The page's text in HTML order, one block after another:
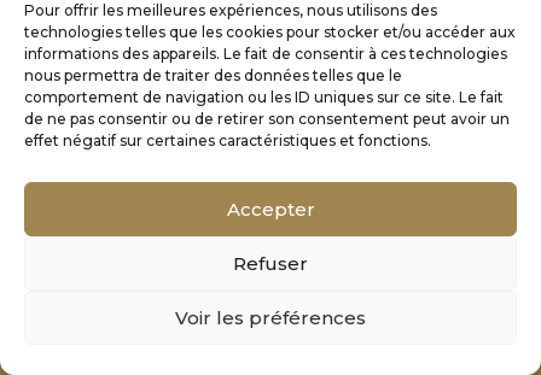
Pour offrir les meilleures expériences, nous utilisons des
technologies telles que les cookies pour stocker et/ou accéder aux
informations des appareils. Le fait de consentir à ces technologies
nous permettra de traiter des données telles que le
comportement de navigation ou les ID uniques sur ce site. Le fait
de ne pas consentir ou de retirer son consentement peut avoir un
effet négatif sur certaines caractéristiques et fonctions.
Accepter
Refuser
Voir les préférences
Mentions Légales